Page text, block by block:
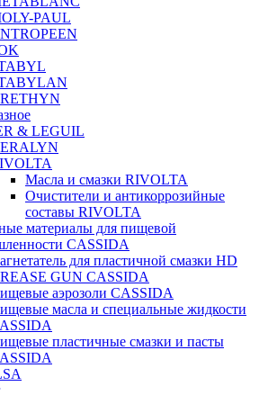
PAUL
& LEGUIL
Масла и смазки RIVOLTA
Очистители и антикоррозийные
составы RIVOLTA
материалы для пищевой
CASSIDA
для пластичной смазки HD
GUN CASSIDA
аэрозоли CASSIDA
масла и специальные жидкости
пластичные смазки и пасты